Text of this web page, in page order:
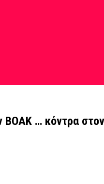
ΒΟΑΚ … κόντρα